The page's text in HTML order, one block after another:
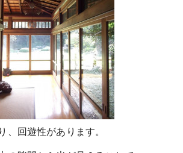
、回遊性があります。